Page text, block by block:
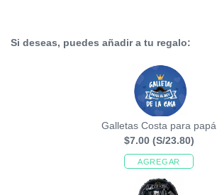
Si deseas, puedes añadir a tu regalo:
Galletas Costa para papá
$7.00 (S/23.80)
AGREGAR